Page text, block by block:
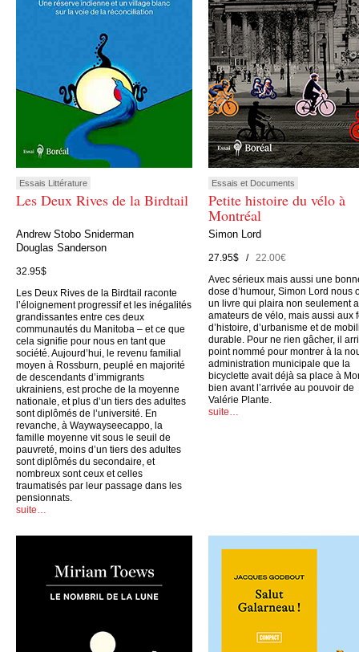
Essais Littérature
Les Deux Rives de la Birdtail
Andrew Stobo Sniderman
Douglas Sanderson
32.95$
Les Deux Rives de la Birdtail raconte
l’éloignement progressif et les inégalités
grandissantes entre ces deux
communautés du Manitoba – et ce que
cela signifie pour nous en tant que
société. Aujourd’hui, le revenu familial
moyen à Rossburn, peuplé en majorité
de descendants d’immigrants
ukrainiens, est proche de la moyenne
nationale, et plus d’un tiers des adultes
sont diplômés de l’université. En
revanche, à Waywayseecappo, la
famille moyenne vit sous le seuil de
pauvreté, moins d’un tiers des adultes
sont diplômés du secondaire, et
nombreux sont ceux et celles
traumatisés par leur passage dans les
pensionnats.
suite…
Essais et Documents
Petite histoire du vélo à
Montréal
Simon Lord
27.95$ /22.00€
Avec sérieux mais aussi une
dose d’humour, Simon Lord nous
un livre qui plaira non seulement
amateurs de vélo, mais aussi aux
d’histoire, d’urbanisme et de
durable. Pour ne rien gâcher, il
point nommé pour montrer à la
administration municipale que la
bicyclette avait déjà sa place à
bien avant l’arrivée au pouvoir de
Valérie Plante.
suite…